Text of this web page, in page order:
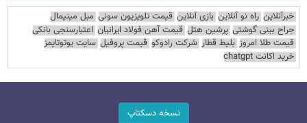
خبرآنلاین راه نو آنلاین بازی آنلاین قیمت تلویزیون سونی مبل مینیمال
جراح بینی گوشتی پرشین هتل قیمت آهن فولاد ایرانیان اعتبارسنجی بانکی
قیمت طلا امروز بلیط قطار شرکت رادوکو قیمت پروفیل سایت یوتوتایمز
خرید اکانت chatgpt
نسخه دسکتاپ